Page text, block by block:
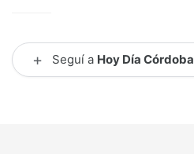
+ Seguí a Hoy Día Córdoba